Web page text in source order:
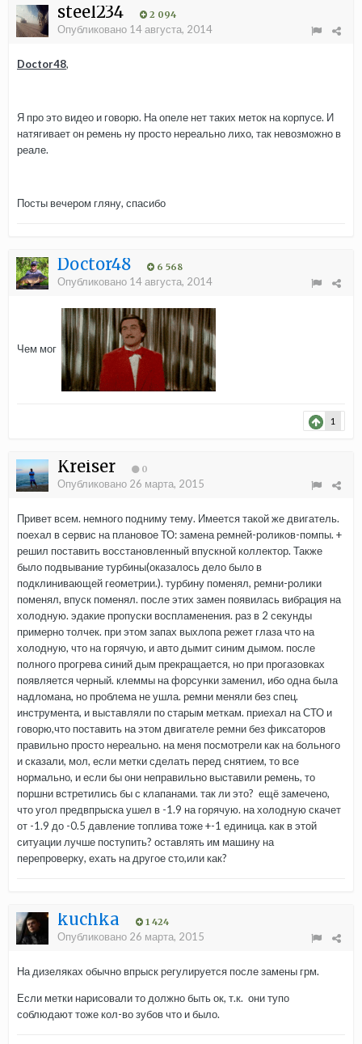
steel234 2 094
Опубликовано 14 августа, 2014
Doctor48,
Я про это видео и говорю. На опеле нет таких меток на корпусе. И
натягивает он ремень ну просто нереально лихо, так невозможно в
реале.
Посты вечером гляну, спасибо
Doctor48 6 568
Опубликовано 14 августа, 2014
Чем мог
1
Kreiser 0
Опубликовано 26 марта, 2015
Привет всем. немного подниму тему. Имеется такой же двигатель.
поехал в сервис на плановое ТО: замена ремней-роликов-помпы. +
решил поставить восстановленный впускной коллектор. Также
было подвывание турбины(оказалось дело было в
подклинивающей геометрии.). турбину поменял, ремни-ролики
поменял, впуск поменял. после этих замен появилась вибрация на
холодную. эдакие пропуски воспламенения. раз в 2 секунды
примерно толчек. при этом запах выхлопа режет глаза что на
холодную, что на горячую, и авто дымит синим дымом. после
полного прогрева синий дым прекращается, но при прогазовках
появляется черный. клеммы на форсунки заменил, ибо одна была
надломана, но проблема не ушла. ремни меняли без спец.
инструмента, и выставляли по старым меткам. приехал на СТО и
говорю,что поставить на этом двигателе ремни без фиксаторов
правильно просто нереально. на меня посмотрели как на больного
и сказали, мол, если метки сделать перед снятием, то все
нормально, и если бы они неправильно выставили ремень, то
поршни встретились бы с клапанами. так ли это? ещё замечено,
что угол предвпрыска ушел в -1.9 на горячую. на холодную скачет
от -1.9 до -0.5 давление топлива тоже +-1 единица. как в этой
ситуации лучше поступить? оставлять им машину на
перепроверку, ехать на другое сто,или как?
kuchka 1 424
Опубликовано 26 марта, 2015
На дизеляках обычно впрыск регулируется после замены грм.
Если метки нарисовали то должно быть ок, т.к. они тупо
соблюдают тоже кол-во зубов что и было.